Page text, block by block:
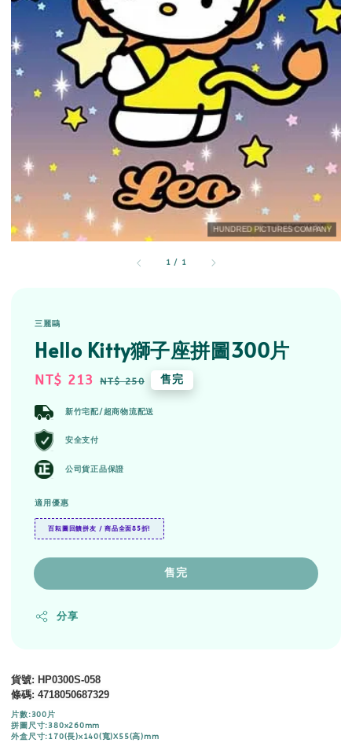
1 / 1
三麗鷗
Hello Kitty獅子座拼圖300片
Sale
NT$ 213 Regular
NT$ 250 售完
新竹宅配/超商物流配送
安全支付
公司貨正品保證
適用優惠
百耘圖回饋拼友 / 商品全面85折!
售完
分享
貨號: HP0300S-058
條碼:4718050687329
片數:300片
拼圖尺寸:380x260mm
外盒尺寸:170(長)x140(寬)X55(高)mm